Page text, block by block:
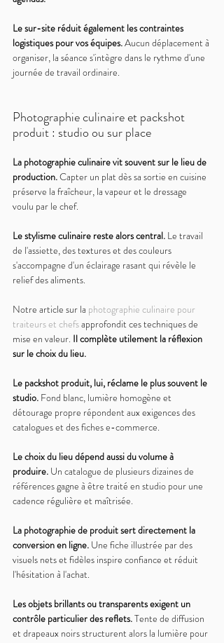
Le sur-site réduit également les contraintes
logistiques pour vos équipes. Aucun déplacement à
organiser, la séance s'intègre dans le rythme d'une
journée de travail ordinaire.
Photographie culinaire et packshot
produit : studio ou sur place
La photographie culinaire vit souvent sur le lieu de
production. Capter un plat dès sa sortie en cuisine
préserve la fraîcheur, la vapeur et le dressage
voulu par le chef.
Le stylisme culinaire reste alors central. Le travail
de l'assiette, des textures et des couleurs
s'accompagne d'un éclairage rasant qui révèle le
relief des aliments.
Notre article sur la photographie culinaire pour
traiteurs et chefs approfondit ces techniques de
mise en valeur. Il complète utilement la réflexion
sur le choix du lieu.
Le packshot produit, lui, réclame le plus souvent le
studio. Fond blanc, lumière homogène et
détourage propre répondent aux exigences des
catalogues et des fiches e-commerce.
Le choix du lieu dépend aussi du volume à
produire. Un catalogue de plusieurs dizaines de
références gagne à être traité en studio pour une
cadence régulière et maîtrisée.
La photographie de produit sert directement la
conversion en ligne. Une fiche illustrée par des
visuels nets et fidèles inspire confiance et réduit
l'hésitation à l'achat.
Les objets brillants ou transparents exigent un
contrôle particulier des reflets. Tente de diffusion
et drapeaux noirs structurent alors la lumière pour